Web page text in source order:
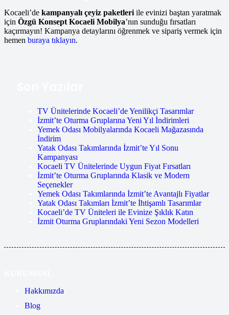
Kocaeli’de kampanyalı çeyiz paketleri ile evinizi baştan yaratmak
için Özgü Konsept Kocaeli Mobilya’nın sunduğu fırsatları
kaçırmayın! Kampanya detaylarını öğrenmek ve sipariş vermek için
hemen buraya tıklayın.
TV Ünitelerinde Kocaeli’de Yenilikçi Tasarımlar
İzmit’te Oturma Gruplarına Yeni Yıl İndirimleri
Yemek Odası Mobilyalarında Kocaeli Mağazasında
İndirim
Yatak Odası Takımlarında İzmit’te Yıl Sonu
Kampanyası
Kocaeli TV Ünitelerinde Uygun Fiyat Fırsatları
İzmit’te Oturma Gruplarında Klasik ve Modern
Seçenekler
Yemek Odası Takımlarında İzmit’te Avantajlı Fiyatlar
Yatak Odası Takımları İzmit’te İhtişamlı Tasarımlar
Kocaeli’de TV Üniteleri ile Evinize Şıklık Katın
İzmit Oturma Gruplarındaki Yeni Sezon Modelleri
Hakkımızda
Blog